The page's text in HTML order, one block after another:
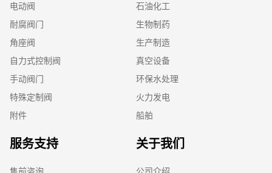
电动阀
耐腐阀门
角座阀
自力式控制阀
手动阀门
特殊定制阀
附件
石油化工
生物制药
生产制造
真空设备
环保水处理
火力发电
船舶
服务支持 关于我们